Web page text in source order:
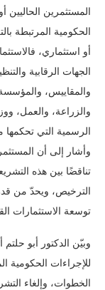
المستثمرين الحاليين
الحكومية المرتبطة
أو استثماري،
الجهات الرقابية
والمقاييس، والمؤسسة
والزراعة، والعمل،
الرسمية التي تحكمها
وأشار إلى أن
تناقضًا بين هذه
الترخيص، ويحدّ من
توسعة الاستثمارات
وبيّن الدكتور أبو
للإجراءات الحكومية
الخطوات، وإلغاء